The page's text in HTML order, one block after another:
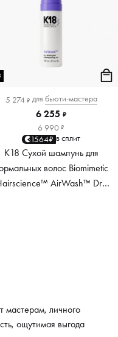
5 274 ₽ для бьюти-мастера
6 255 ₽
6 990 ₽
1564₽ в сплит
K18 Сухой шампунь для
волос Biomimetic
AirWash™ Dry
мастерам, личного
ощутимая выгода